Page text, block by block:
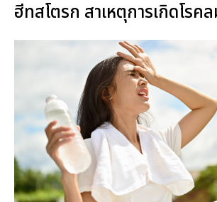
ฮีทสโตรก สาเหตุการเกิดโรค